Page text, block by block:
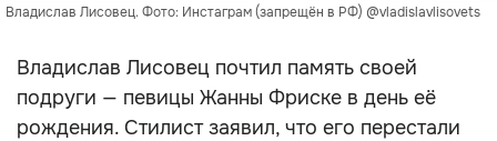
Владислав Лисовец. Фото: Инстаграм (запрещён в РФ) @vladislavlisovets
Владислав Лисовец почтил память своей
подруги — певицы Жанны Фриске в день её
рождения. Стилист заявил, что его перестали